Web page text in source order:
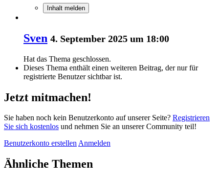
Inhalt melden
Sven 4. September 2025 um 18:00
Hat das Thema geschlossen.
Dieses Thema enthält einen weiteren Beitrag, der nur für
registrierte Benutzer sichtbar ist.
Jetzt mitmachen!
Sie haben noch kein Benutzerkonto auf unserer Seite? Registrieren
Sie sich kostenlos und nehmen Sie an unserer Community teil!
Benutzerkonto erstellenAnmelden
Ähnliche Themen